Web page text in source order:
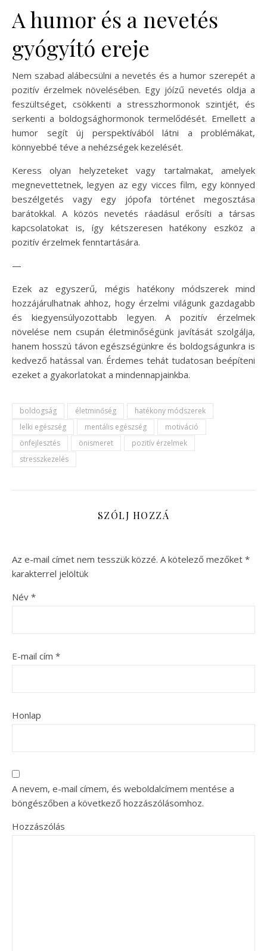
A humor és a nevetés
gyógyító ereje
Nem szabad alábecsülni a nevetés és a humor szerepét a
pozitív érzelmek növelésében. Egy jóízű nevetés oldja a
feszültséget, csökkenti a stresszhormonok szintjét, és
serkenti a boldogsághormonok termelődését. Emellett a
humor segít új perspektívából látni a problémákat,
könnyebbé téve a nehézségek kezelését.
Keress olyan helyzeteket vagy tartalmakat, amelyek
megnevettetnek, legyen az egy vicces film, egy könnyed
beszélgetés vagy egy jópofa történet megosztása
barátokkal. A közös nevetés ráadásul erősíti a társas
kapcsolatokat is, így kétszeresen hatékony eszköz a
pozitív érzelmek fenntartására.
—
Ezek az egyszerű, mégis hatékony módszerek mind
hozzájárulhatnak ahhoz, hogy érzelmi világunk gazdagabb
és kiegyensúlyozottabb legyen. A pozitív érzelmek
növelése nem csupán életminőségünk javítását szolgálja,
hanem hosszú távon egészségünkre és boldogságunkra is
kedvező hatással van. Érdemes tehát tudatosan beépíteni
ezeket a gyakorlatokat a mindennapjainkba.
boldogság életminőség
hatékony módszerek
lelki egészség
mentális egészség
motiváció
önfejlesztés
önismeret
pozitív érzelmek
stresszkezelés
SZÓLJ HOZZÁ
Az e-mail címet nem tesszük közzé. A kötelező mezőket *
karakterrel jelöltük
Név *
E-mail cím *
Honlap
A nevem, e-mail címem, és weboldalcímem mentése a
böngészőben a következő hozzászólásomhoz.
Hozzászólás